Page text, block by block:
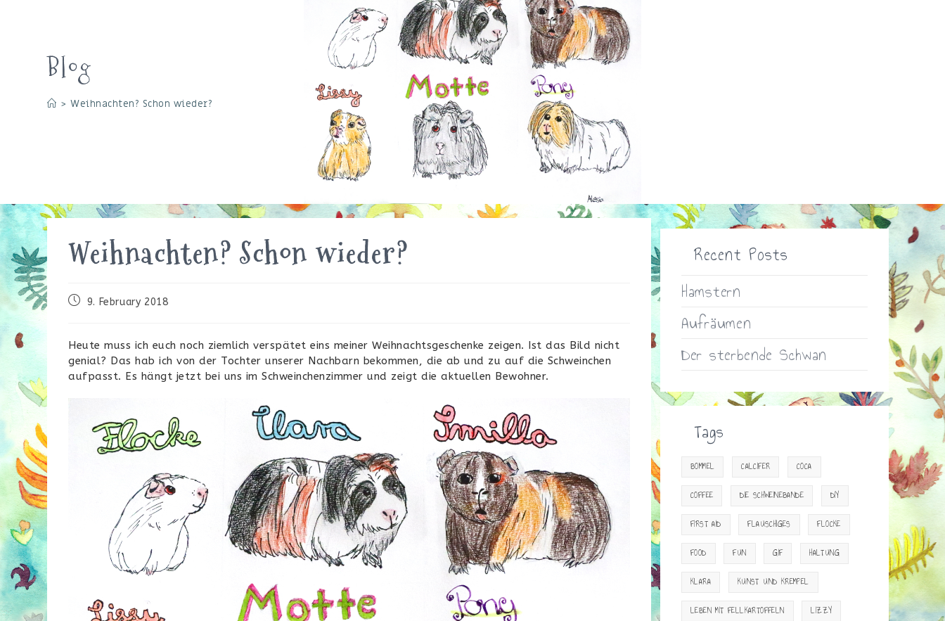
Blog
> Weihnachten? Schon wieder?
Weihnachten? Schon wieder?
Beitrag9. February 2018
Heute muss ich euch noch ziemlich verspätet eins meiner Weihnachtsgeschenke zeigen. Ist das Bild nicht
genial? Das hab ich von der Tochter unserer Nachbarn bekommen, die ab und zu auf die Schweinchen
aufpasst. Es hängt jetzt bei uns im Schweinchenzimmer und zeigt die aktuellen Bewohner.
Recent Posts
Hamstern
Aufräumen
Der sterbende Schwan
Tags
BOMMEL CALCIFER COCA
COFFEE DIE SCHWEINEBANDE DIY
FIRST AID FLAUSCHIGES FLOCKE
FOOD FUN GIF HALTUNG
KLARA KUNST UND KREMPEL
LEBEN MIT FELLKARTOFFELN LIZZY